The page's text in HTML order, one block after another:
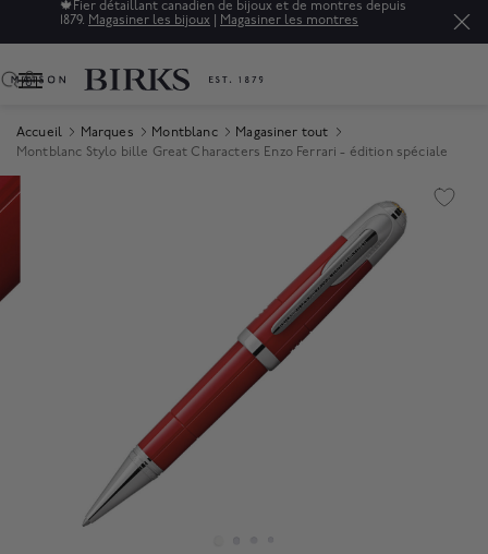
🍁 Fier détaillant canadien de bijoux et de montres depuis
1879. Magasiner les bijoux Magasiner les montres
0
Accueil Marques Montblanc
Magasiner tout
Montblanc Stylo bille Great Characters Enzo Ferrari - édition spéciale
Product Images